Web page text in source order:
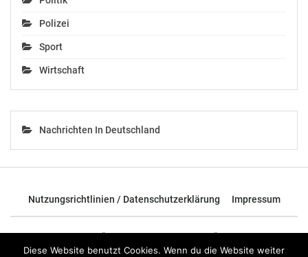
Polizei
Sport
Wirtschaft
Nachrichten In Deutschland
Nutzungsrichtlinien / Datenschutzerklärung Impressum
© 2026 - TOP News Österreich - Nachrichten aus Österreich und der
ganzen Welt.
Diese Website benutzt Cookies. Wenn du die Website weiter